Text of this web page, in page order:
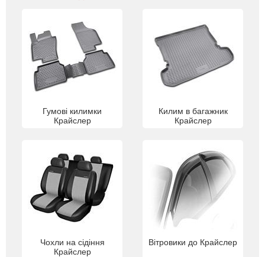
Гумові килимки
Крайслер
Килим в багажник
Крайслер
Чохли на сідіння
Крайслер
Вітровики до Крайслер